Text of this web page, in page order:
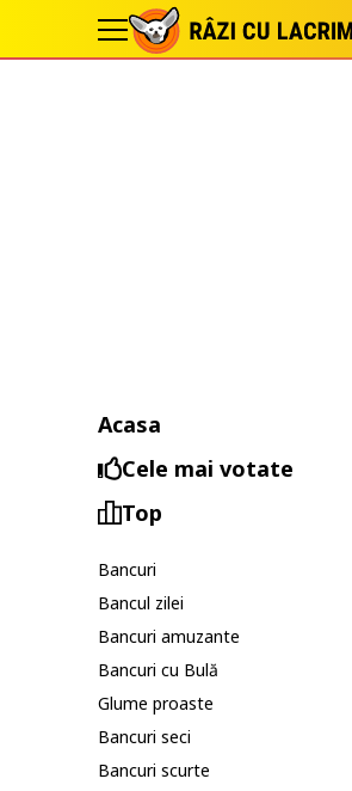
Acasa
Cele mai votate
Top
Bancuri
Bancul zilei
Bancuri amuzante
Bancuri cu Bulă
Glume proaste
Bancuri seci
Bancuri scurte